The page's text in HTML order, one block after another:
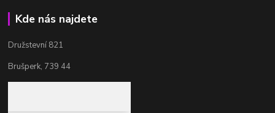
Kde nás najdete
Družstevní 821
Brušperk, 739 44